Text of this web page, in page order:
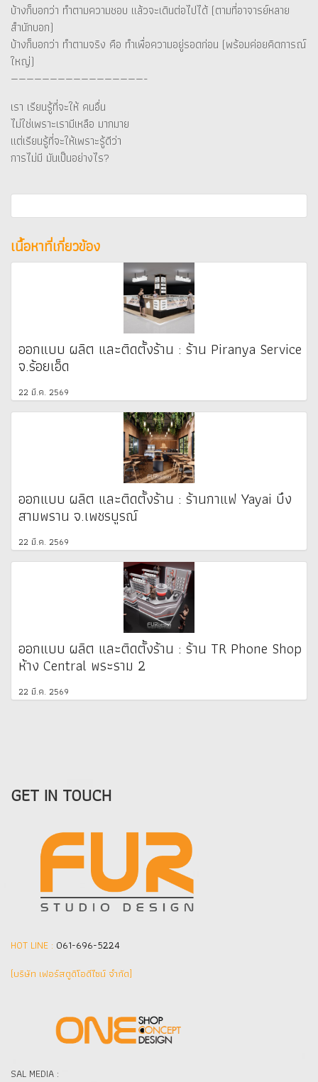
บ้างก็บอกว่า ทำตามความชอบ แล้วจะเดินต่อไปได้ (ตามที่อาจารย์หลาย
สำนักบอก)
บ้างก็บอกว่า ทำตามจริง คือ ทำเพื่อความอยู่รอดก่อน (พร้อมค่อยคิดการณ์
ใหญ่)
—————————————————-
เรา เรียนรู้ที่จะให้ คนอื่น
ไม่ใช่เพราะเรามีเหลือ มากมาย
แต่เรียนรู้ที่จะให้เพราะรู้ดีว่า
การไม่มี มันเป็นอย่างไร?
เนื้อหาที่เกี่ยวข้อง
ออกแบบ ผลิต และติดตั้งร้าน : ร้าน Piranya Service
จ.ร้อยเอ็ด
22 มี.ค. 2569
ออกแบบ ผลิต และติดตั้งร้าน : ร้านกาแฟ Yayai บึง
สามพราน จ.เพชรบูรณ์
22 มี.ค. 2569
ออกแบบ ผลิต และติดตั้งร้าน : ร้าน TR Phone Shop
ห้าง Central พระราม 2
22 มี.ค. 2569
GET IN TOUCH
HOT LINE : 061-696-5224
(บริษัท เฟอร์สตูดิโอดีไซน์ จำกัด]
SAL MEDIA :